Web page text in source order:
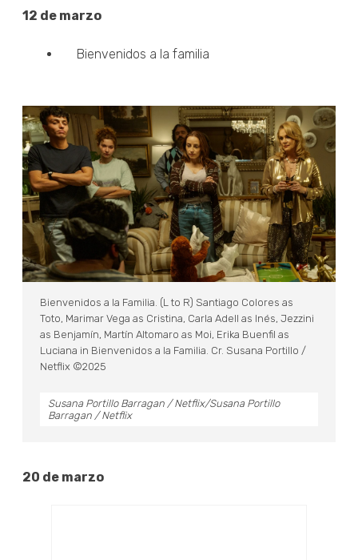
12 de marzo
Bienvenidos a la familia
Bienvenidos a la Familia. (L to R) Santiago Colores as
Toto, Marimar Vega as Cristina, Carla Adell as Inés, Jezzini
as Benjamín, Martín Altomaro as Moi, Erika Buenfil as
Luciana in Bienvenidos a la Familia. Cr. Susana Portillo /
Netflix ©2025
Susana Portillo Barragan / Netflix/Susana Portillo
Barragan / Netflix
20 de marzo